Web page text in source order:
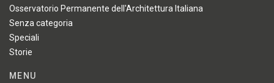
Osservatorio Permanente dell'Architettura Italiana
Senza categoria
Speciali
Storie
MENU